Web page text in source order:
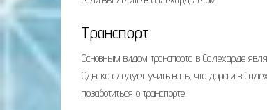
Транспорт
Основным видом транспорта в Салехарде
Однако следует учитывать, что дороги в
позаботиться о транспорте.